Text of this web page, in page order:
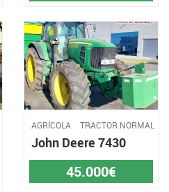
AGRÍCOLA TRACTOR NORMAL
John Deere 7430
45.000€